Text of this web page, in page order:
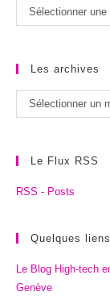
Les
catégories
Sélectionner une
Les archives
Les
archives
Sélectionner un
Le Flux RSS
RSS - Posts
Quelques liens
Le Blog High-tech
Genève